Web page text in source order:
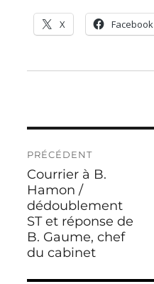
X Facebook
de
l’article
PRÉCÉDENT
Publication
précédente :
Courrier à B.
Hamon /
dédoublement
ST et réponse de
B. Gaume, chef
du cabinet